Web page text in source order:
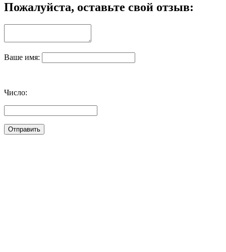
Пожалуйста, оставьте свой отзыв:
Ваше имя:
Число: